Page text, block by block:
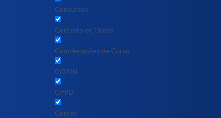
Concursos
Contrato de Obras
Coordenações de Curso
CORIN
CPPD
Cursos